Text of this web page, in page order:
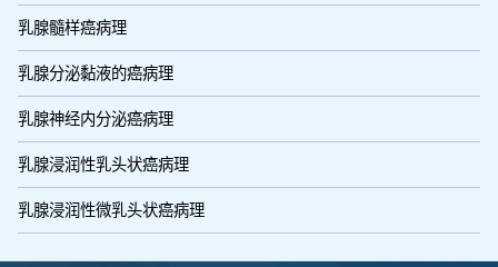
乳腺髓样癌病理
乳腺分泌黏液的癌病理
乳腺神经内分泌癌病理
乳腺浸润性乳头状癌病理
乳腺浸润性微乳头状癌病理